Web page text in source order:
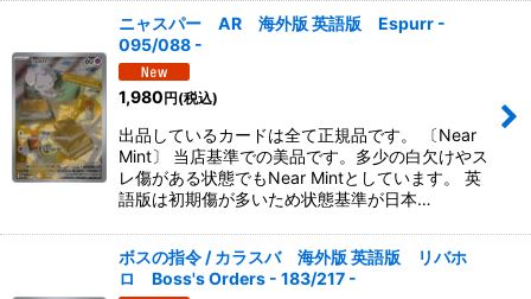
ニャスパー AR 海外版 英語版 Espurr -
095/088 -
1,980円(税込)
出品しているカードは全て正規品です。 〔Near
Mint〕 当店基準での美品です。多少の白欠けやス
レ傷がある状態でもNear Mintとしています。 英
語版は初期傷が多いため状態基準が日本…
ボスの指令 / カラスバ 海外版 英語版 リバホ
ロ Boss's Orders - 183/217 -